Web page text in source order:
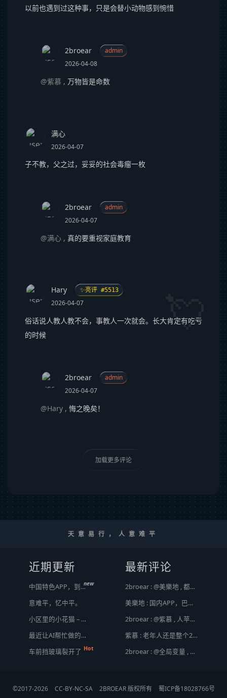
以前也遇到过这种事，只是会替小动物感到惋惜
2broear
admin
2026-04-08
@紫慕 ,万物皆是命数
满心
2026-04-07
子不教，父之过，妥妥的社会毒瘤一枚
2broear
admin
2026-04-07
@满心 ,真的要重视家庭教育
Hary ✨亮评 #5513
2026-04-07
俗话说人教人教不会，事教人一次就会。长大肯定有吃亏
的时候
2broear
admin
2026-04-07
@Hary ,悔之晚矣！
加载更多评论
天意易行，人意难平
近期更新
中国特色APP，到底谁来治？new
意难平，忆中平。
小区里的小花猫 – 日常记事（二百二十）
最近让AI帮忙做的一些事
车前挡玻璃裂开了 Hot
最新评论
2broear : @美樂地 , 都是利益驱使，盈利手段不行
美樂地 : 国内APP，巴不得塞入全家桶到你手机，我更喜欢国外的小而美软件
2broear : @紫慕 , 人苹果压根不靠这些下三滥手段挣钱，等等又要说我大清自有国情在此了😂..
紫慕 : 老年人还是整个2手苹果，或许会好点。
2broear : @全局变量 , 套路太多，不过还好你那不是骗人的，而且给退了 [ Emoji Image ]
©2017-2026 CC-BY-NC-SA 2BROEAR 版权所有 蜀ICP备18028766号